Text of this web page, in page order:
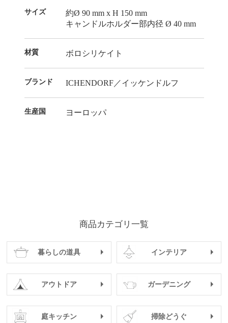
サイズ
約Ø 90 mm x H 150 mm
キャンドルホルダー部内径 Ø 40 mm
材質 ボロシリケイト
ブランド ICHENDORF／イッケンドルフ
生産国 ヨーロッパ
商品カテゴリ一覧
暮らしの道具 インテリア
アウトドア ガーデニング
庭キッチン 掃除どうぐ